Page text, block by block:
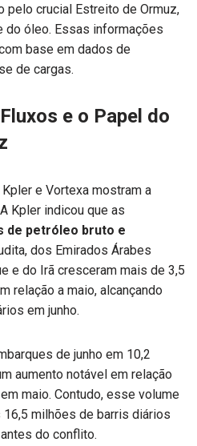
pelo crucial Estreito de Ormuz,
do óleo. Essas informações
base em dados de
de cargas.
e o Papel do
e Vortexa mostram a
Kpler indicou que as
de petróleo bruto e
dos Emirados Árabes
e do Irã cresceram mais de 3,5
relação a maio, alcançando
em junho.
de junho em 10,2
aumento notável em relação
maio. Contudo, esse volume
milhões de barris diários
do conflito.